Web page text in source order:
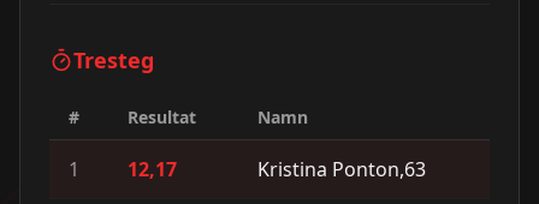
Tresteg
# Resultat Namn
1 12,17 Kristina Ponton,63